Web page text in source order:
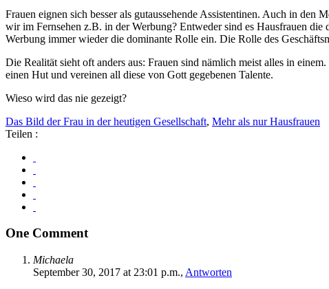
Frauen eignen sich besser als gutaussehende Assistentinen. Auch in
wir im Fernsehen z.B. in der Werbung? Entweder sind es Hausfrauen
Werbung immer wieder die dominante Rolle ein. Die Rolle des
Die Realität sieht oft anders aus: Frauen sind nämlich meist alles in
einen Hut und vereinen all diese von Gott gegebenen Talente.
Wieso wird das nie gezeigt?
Das Bild der Frau in der heutigen Gesellschaft, Mehr als nur Hausfrauen
Teilen :
One Comment
Michaela
September 30, 2017 at 23:01 p.m., Antworten